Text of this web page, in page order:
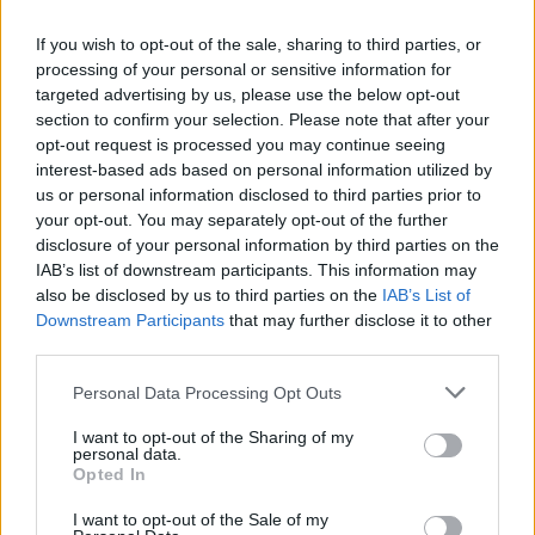
If you wish to opt-out of the sale, sharing to third parties, or
processing of your personal or sensitive information for
targeted advertising by us, please use the below opt-out
section to confirm your selection. Please note that after your
opt-out request is processed you may continue seeing
interest-based ads based on personal information utilized by
us or personal information disclosed to third parties prior to
your opt-out. You may separately opt-out of the further
disclosure of your personal information by third parties on the
IAB’s list of downstream participants. This information may
also be disclosed by us to third parties on the IAB’s List of
Downstream Participants that may further disclose it to other
Please note that this website/app uses one or more Google
not limited to your visit or usage behaviour. You may click to
grant or deny consent to Google and its third-party tags to
use your data for below specified purposes in below Google
consent section.
Personal Data Processing Opt Outs
I want to opt-out of the Sharing of my
personal data.
Opted In
I want to opt-out of the Sale of my
para la nueva temporada no pasar
los apuros del curso pasado. Estos
tres futbolistas babazorros podrían
destacar en la 21/22 y dar muchos
puntos en Comunio a pesar de su
bajo valor de mercado.
Valencia 0 – Zaragoza 2
Goles: 0-1 Narváez (19′), 0-2 Fran Gámez (44′).
Alineación Valencia:Rivero; Joseda, Gabriel Paulista, Javi
También jugaron:Correia, Jesús Vázquez, Diego López,
Alderete, Burlamaqui, Fran Pérez, Vallejo, Sobrino.
Análisis: el Zaragoza venció con justicia a un pobre